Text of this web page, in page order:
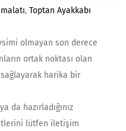
, Toptan Ayakkabı
olmayan son derece
ortak noktası olan
harika bir
da hazırladığınız
lütfen iletişim